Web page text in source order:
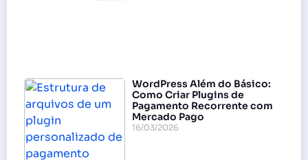
WordPress Além do Básico:
Como Criar Plugins de
Pagamento Recorrente com
Mercado Pago
16/03/2026